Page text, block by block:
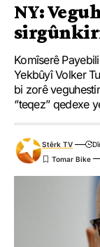
NY:
Komîserê
Yekbûyî Volker
bi zorê
‘’teqez’’ qedexe
Stêrk TV